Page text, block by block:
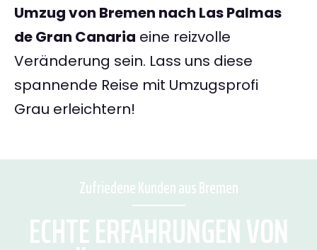
Umzug von Bremen nach Las Palmas
de Gran Canaria eine reizvolle
Veränderung sein. Lass uns diese
spannende Reise mit Umzugsprofi
Grau erleichtern!
Zufriedene Kunden aus Bremen
ECHTE ERFAHRUNGEN VON